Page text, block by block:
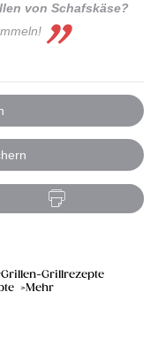
von Schafskäse?
Grillen-Grillrezepte
Mehr